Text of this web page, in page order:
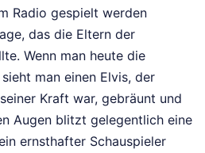
Radio gespielt werden
das die Eltern der
Wenn man heute die
man einen Elvis, der
Kraft war, gebräunt und
Augen blitzt gelegentlich eine
ernsthafter Schauspieler